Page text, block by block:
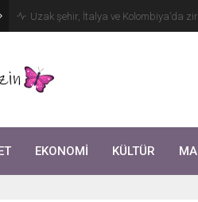
Aşkları sette başladı! Serra
kutlama
EKONOMİ KÜLTÜR